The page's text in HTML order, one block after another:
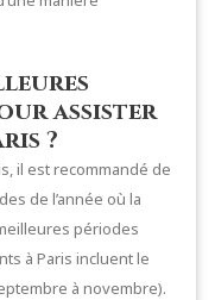
assister
?
il est recommandé de
de l’année où la
périodes
à Paris incluent le
à novembre).